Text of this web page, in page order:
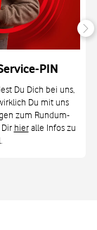
PIN
Du Dich bei uns,
Du mit uns
zum Rundum-
hieralle Infos zu